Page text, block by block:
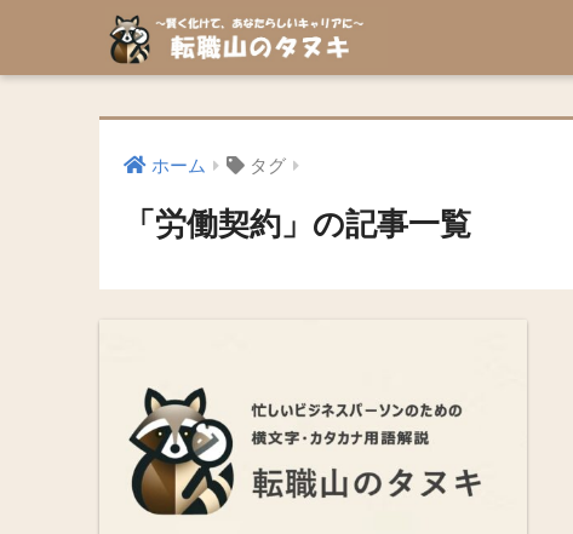
ホーム タグ
「労働契約」の記事一覧